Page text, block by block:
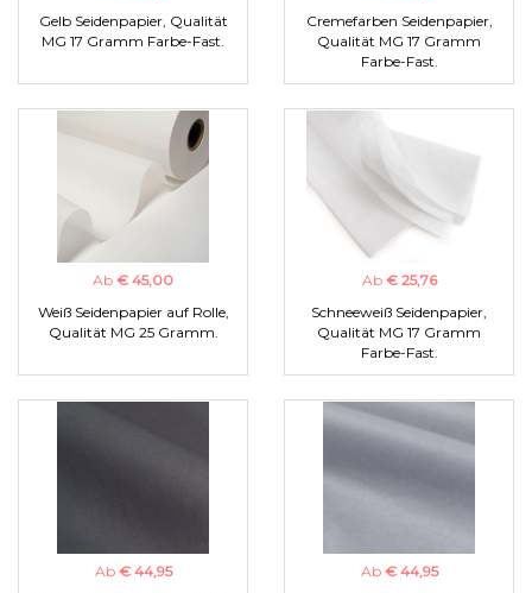
Gelb Seidenpapier, Qualität
MG 17 Gramm Farbe-Fast.
Cremefarben Seidenpapier,
Qualität MG 17 Gramm
Farbe-Fast.
Ab € 45,00
Weiß Seidenpapier auf Rolle,
Qualität MG 25 Gramm.
Ab € 25,76
Schneeweiß Seidenpapier,
Qualität MG 17 Gramm
Farbe-Fast.
Ab € 44,95
Ab € 44,95